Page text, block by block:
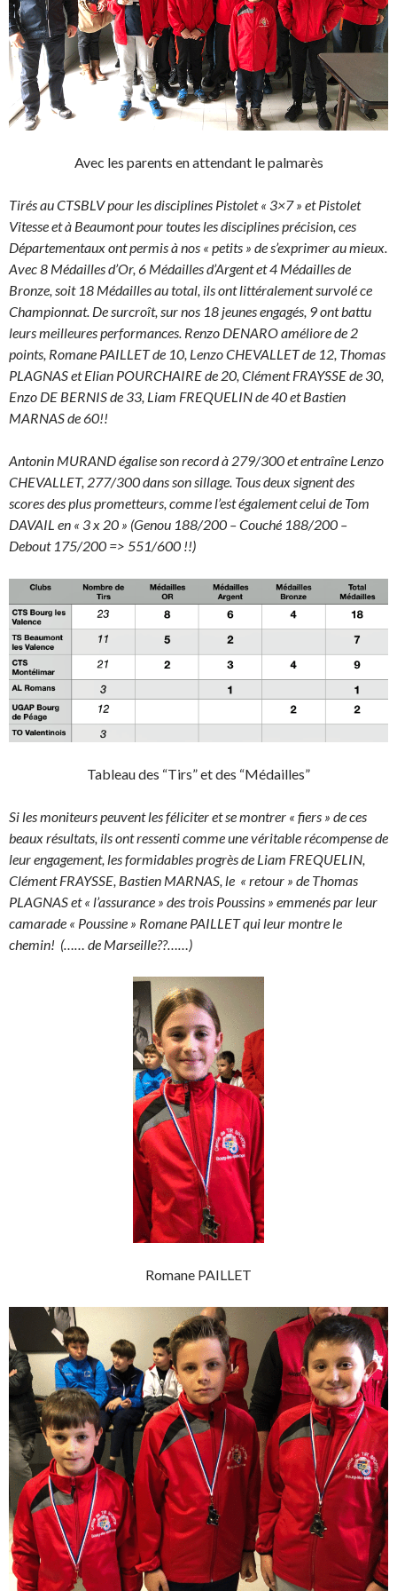
Avec les parents en attendant le palmarès
Tirés au CTSBLV pour les disciplines Pistolet « 3×7 » et Pistolet
Vitesse et à Beaumont pour toutes les disciplines précision, ces
Départementaux ont permis à nos « petits » de s’exprimer au mieux.
Avec 8 Médailles d’Or, 6 Médailles d’Argent et 4 Médailles de
Bronze, soit 18 Médailles au total, ils ont littéralement survolé ce
Championnat. De surcroît, sur nos 18 jeunes engagés, 9 ont battu
leurs meilleures performances. Renzo DENARO améliore de 2
points, Romane PAILLET de 10, Lenzo CHEVALLET de 12, Thomas
PLAGNAS et Elian POURCHAIRE de 20, Clément FRAYSSE de 30,
Enzo DE BERNIS de 33, Liam FREQUELIN de 40 et Bastien
MARNAS de 60!!
Antonin MURAND égalise son record à 279/300 et entraîne Lenzo
CHEVALLET, 277/300 dans son sillage. Tous deux signent des
scores des plus prometteurs, comme l’est également celui de Tom
DAVAIL en « 3 x 20 » (Genou 188/200 – Couché 188/200 –
Debout 175/200 => 551/600 !!)
Tableau des “Tirs” et des “Médailles”
Si les moniteurs peuvent les féliciter et se montrer « fiers » de ces
beaux résultats, ils ont ressenti comme une véritable récompense de
leur engagement, les formidables progrès de Liam FREQUELIN,
Clément FRAYSSE, Bastien MARNAS, le « retour » de Thomas
PLAGNAS et « l’assurance » des trois Poussins » emmenés par leur
camarade « Poussine » Romane PAILLET qui leur montre le
chemin! (…… de Marseille??……)
Romane PAILLET